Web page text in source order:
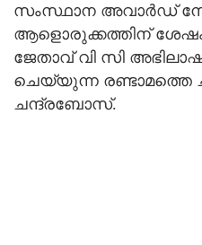
സംസ്ഥാന അവാർഡ്
ആളൊരുക്കത്തിന്
ജേതാവ് വി സി
ചെയ്യുന്ന
ചന്ദ്രബോസ്.